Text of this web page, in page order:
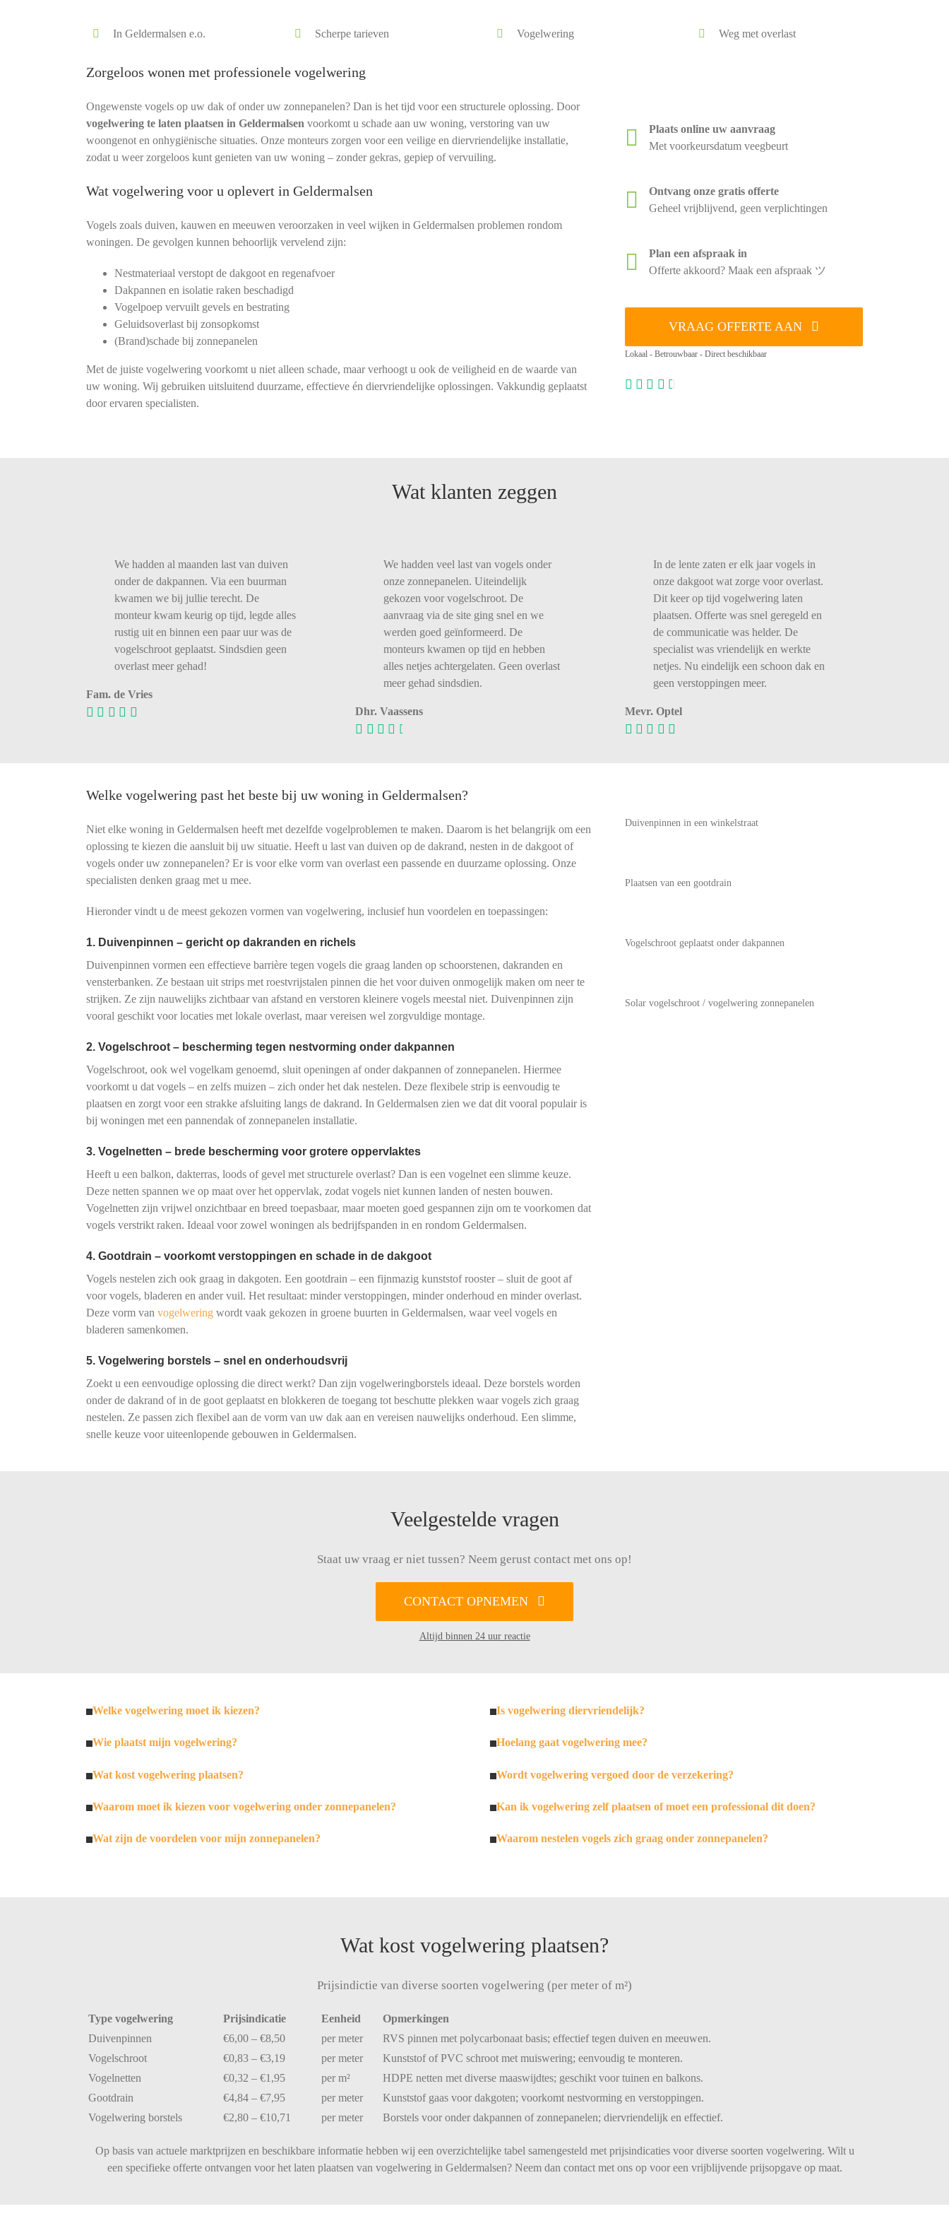
In Geldermalsen e.o. Scherpe tarieven Vogelwering Weg met overlast
Zorgeloos wonen met professionele vogelwering
Ongewenste vogels op uw dak of onder uw zonnepanelen? Dan is het tijd voor een structurele oplossing. Door
vogelwering te laten plaatsen in Geldermalsen voorkomt u schade aan uw woning, verstoring van uw
woongenot en onhygiënische situaties. Onze monteurs zorgen voor een veilige en diervriendelijke installatie,
zodat u weer zorgeloos kunt genieten van uw woning – zonder gekras, gepiep of vervuiling.
Wat vogelwering voor u oplevert in Geldermalsen
Vogels zoals duiven, kauwen en meeuwen veroorzaken in veel wijken in Geldermalsen problemen rondom
woningen. De gevolgen kunnen behoorlijk vervelend zijn:
Nestmateriaal verstopt de dakgoot en regenafvoer
Dakpannen en isolatie raken beschadigd
Vogelpoep vervuilt gevels en bestrating
Geluidsoverlast bij zonsopkomst
(Brand)schade bij zonnepanelen
Met de juiste vogelwering voorkomt u niet alleen schade, maar verhoogt u ook de veiligheid en de waarde van
uw woning. Wij gebruiken uitsluitend duurzame, effectieve én diervriendelijke oplossingen. Vakkundig geplaatst
door ervaren specialisten.
Plaats online uw aanvraag
Met voorkeursdatum veegbeurt
Ontvang onze gratis offerte
Geheel vrijblijvend, geen verplichtingen
Plan een afspraak in
Offerte akkoord? Maak een afspraak ツ
VRAAG OFFERTE AAN
Lokaal - Betrouwbaar - Direct beschikbaar
Wat klanten zeggen
We hadden al maanden last van duiven
onder de dakpannen. Via een buurman
kwamen we bij jullie terecht. De
monteur kwam keurig op tijd, legde alles
rustig uit en binnen een paar uur was de
vogelschroot geplaatst. Sindsdien geen
overlast meer gehad!
Fam. de Vries
We hadden veel last van vogels onder
onze zonnepanelen. Uiteindelijk
gekozen voor vogelschroot. De
aanvraag via de site ging snel en we
werden goed geïnformeerd. De
monteurs kwamen op tijd en hebben
alles netjes achtergelaten. Geen overlast
meer gehad sindsdien.
Dhr. Vaassens
In de lente zaten er elk jaar vogels in
onze dakgoot wat zorge voor overlast.
Dit keer op tijd vogelwering laten
plaatsen. Offerte was snel geregeld en
de communicatie was helder. De
specialist was vriendelijk en werkte
netjes. Nu eindelijk een schoon dak en
geen verstoppingen meer.
Mevr. Optel
Welke vogelwering past het beste bij uw woning in Geldermalsen?
Niet elke woning in Geldermalsen heeft met dezelfde vogelproblemen te maken. Daarom is het belangrijk om een
oplossing te kiezen die aansluit bij uw situatie. Heeft u last van duiven op de dakrand, nesten in de dakgoot of
vogels onder uw zonnepanelen? Er is voor elke vorm van overlast een passende en duurzame oplossing. Onze
specialisten denken graag met u mee.
Hieronder vindt u de meest gekozen vormen van vogelwering, inclusief hun voordelen en toepassingen:
1. Duivenpinnen – gericht op dakranden en richels
Duivenpinnen vormen een effectieve barrière tegen vogels die graag landen op schoorstenen, dakranden en
vensterbanken. Ze bestaan uit strips met roestvrijstalen pinnen die het voor duiven onmogelijk maken om neer te
strijken. Ze zijn nauwelijks zichtbaar van afstand en verstoren kleinere vogels meestal niet. Duivenpinnen zijn
vooral geschikt voor locaties met lokale overlast, maar vereisen wel zorgvuldige montage.
2. Vogelschroot – bescherming tegen nestvorming onder dakpannen
Vogelschroot, ook wel vogelkam genoemd, sluit openingen af onder dakpannen of zonnepanelen. Hiermee
voorkomt u dat vogels – en zelfs muizen – zich onder het dak nestelen. Deze flexibele strip is eenvoudig te
plaatsen en zorgt voor een strakke afsluiting langs de dakrand. In Geldermalsen zien we dat dit vooral populair is
bij woningen met een pannendak of zonnepanelen installatie.
3. Vogelnetten – brede bescherming voor grotere oppervlaktes
Heeft u een balkon, dakterras, loods of gevel met structurele overlast? Dan is een vogelnet een slimme keuze.
Deze netten spannen we op maat over het oppervlak, zodat vogels niet kunnen landen of nesten bouwen.
Vogelnetten zijn vrijwel onzichtbaar en breed toepasbaar, maar moeten goed gespannen zijn om te voorkomen dat
vogels verstrikt raken. Ideaal voor zowel woningen als bedrijfspanden in en rondom Geldermalsen.
4. Gootdrain – voorkomt verstoppingen en schade in de dakgoot
Vogels nestelen zich ook graag in dakgoten. Een gootdrain – een fijnmazig kunststof rooster – sluit de goot af
voor vogels, bladeren en ander vuil. Het resultaat: minder verstoppingen, minder onderhoud en minder overlast.
Deze vorm van vogelweringwordt vaak gekozen in groene buurten in Geldermalsen, waar veel vogels en
bladeren samenkomen.
5. Vogelwering borstels – snel en onderhoudsvrij
Zoekt u een eenvoudige oplossing die direct werkt? Dan zijn vogelweringborstels ideaal. Deze borstels worden
onder de dakrand of in de goot geplaatst en blokkeren de toegang tot beschutte plekken waar vogels zich graag
nestelen. Ze passen zich flexibel aan de vorm van uw dak aan en vereisen nauwelijks onderhoud. Een slimme,
snelle keuze voor uiteenlopende gebouwen in Geldermalsen.
Duivenpinnen in een winkelstraat
Plaatsen van een gootdrain
Vogelschroot geplaatst onder dakpannen
Solar vogelschroot / vogelwering zonnepanelen
Veelgestelde vragen
Staat uw vraag er niet tussen? Neem gerust contact met ons op!
CONTACT OPNEMEN
Altijd binnen 24 uur reactie
Welke vogelwering moet ik kiezen?
Wie plaatst mijn vogelwering?
Wat kost vogelwering plaatsen?
Waarom moet ik kiezen voor vogelwering onder zonnepanelen?
Wat zijn de voordelen voor mijn zonnepanelen?
Is vogelwering diervriendelijk?
Hoelang gaat vogelwering mee?
Wordt vogelwering vergoed door de verzekering?
Kan ik vogelwering zelf plaatsen of moet een professional dit doen?
Waarom nestelen vogels zich graag onder zonnepanelen?
Wat kost vogelwering plaatsen?
Prijsindictie van diverse soorten vogelwering (per meter of m²)
Type vogelwering Prijsindicatie Eenheid
Opmerkingen
Duivenpinnen
€6,00 – €8,50 per meter RVS pinnen met polycarbonaat basis; effectieftegen duiven en meeuwen.
Vogelschroot
€0,83 – €3,19 per meter KunststofofPVC schroot met muiswering; eenvoudig te monteren.
Vogelnetten
€0,32 – €1,95 per m² HDPE netten met diverse maaswijdtes; geschikt voor tuinen en balkons.
Gootdrain
€4,84 – €7,95 per meter Kunststof gaas voor dakgoten; voorkomt nestvorming en verstoppingen.
Vogelwering borstels €2,80 – €10,71 per meter Borstels voor onder dakpannen ofzonnepanelen; diervriendelijk en effectief.
Op basis van actuele marktprijzen en beschikbare informatie hebben wij een overzichtelijke tabel samengesteld met prijsindicaties voor diverse soorten vogelwering. Wilt u
een specifieke offerte ontvangen voor het laten plaatsen van vogelwering in Geldermalsen? Neem dan contact met ons op voor een vrijblijvende prijsopgave op maat.